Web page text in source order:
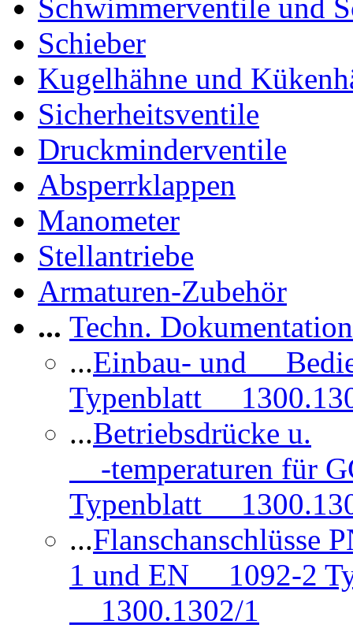
Schwimmerventile und
Schieber
Kugelhähne und
Sicherheitsventile
Druckminderventile
Absperrklappen
Manometer
Stellantriebe
Armaturen-Zubehör
... Techn.
...Einbau- und
Typenblatt
...Betriebsdrücke u.
-temperaturen für
Typenblatt
...
1 und EN 1092-2
1300.1302/1